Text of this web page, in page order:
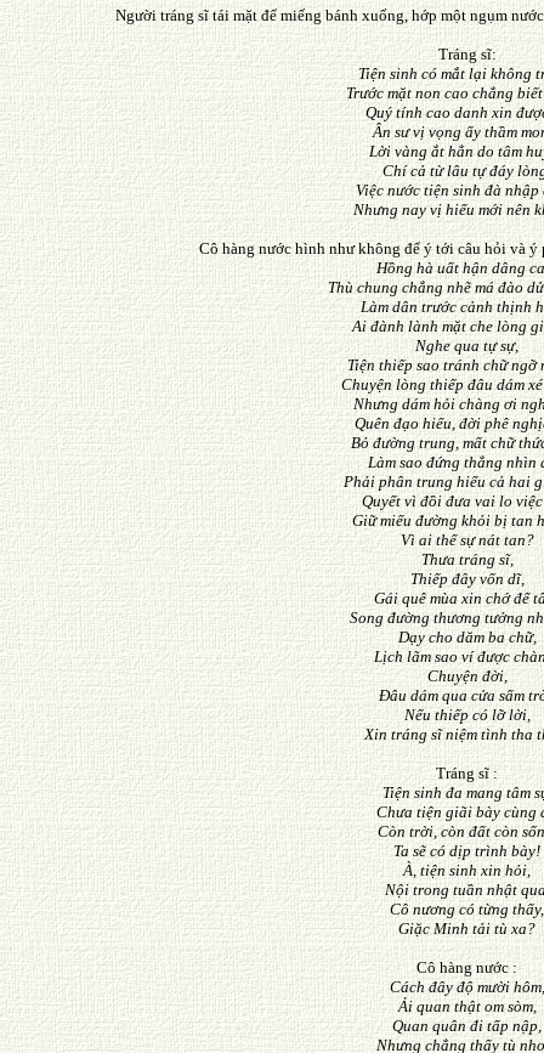
Người tráng sĩ tái mặt để miếng bánh xuống, hớp một ngụm
Tráng sĩ:
Tiện sinh có mắt lại không
Trước mặt non cao chẳng
Quý tính cao danh xin
Ân sư vị vọng ấy thầm
Lời vàng ắt hẳn do tâm
Chí cả từ lâu tự đáy
Việc nước tiện sinh đà nhập
Nhưng nay vị hiếu mới nên
Cô hàng nước hình như không để ý tới câu hỏi và ý
Hồng hà uất hận dâng
Thù chung chẳng nhẽ má đào
Làm dân trước cảnh thịnh
Ai đành lành mặt che lòng
Nghe qua tự sự,
Tiện thiếp sao tránh chữ ngỡ
Chuyện lòng thiếp đâu dám
Nhưng dám hỏi chàng ơi
Quên đạo hiếu, đời phê
Bỏ đường trung, mất chữ
Làm sao đứng thẳng nhìn
Phải phân trung hiếu cả hai
Quyết vì đồi đưa vai lo
Giữ miếu đường khỏi bị tan
Vì ai thế sự nát tan?
Thưa tráng sĩ,
Thiếp đây vốn dĩ,
Gái quê mùa xin chớ để
Song đường thương tưởng
Dạy cho dăm ba chữ,
Lịch lãm sao ví được
Chuyện đời,
Ðâu dám qua cửa sấm
Nếu thiếp có lỡ lời,
Xin tráng sĩ niệm tình tha
Tráng sĩ :
Tiện sinh đa mang tâm
Chưa tiện giãi bày cùng
Còn trời, còn đất còn
Ta sẽ có dịp trình bày!
À, tiện sinh xin hỏi,
Nội trong tuần nhật
Cô nương có từng thấy,
Giặc Minh tải tù xa?
Cô hàng nước :
Cách đây độ mười hôm,
Ải quan thật om sòm,
Quan quân đi tấp nập,
Nhưng chẳng thấy tù